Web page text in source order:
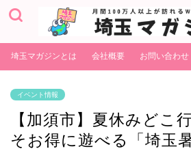
埼玉マガジンとは 会社概要 お問い合わせ
イベント情報
【加須市】夏休みどこ
そお得に遊べる「埼玉